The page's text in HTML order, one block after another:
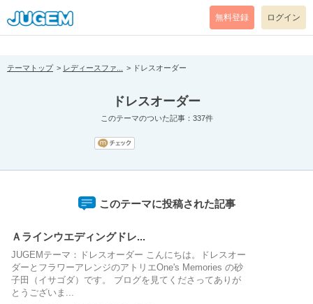
[pear_error: message="Success" code=0 mode=return level=notice
prefix="" info=""]
無料登録 ログイン
テーマトップ レディースファ... ドレスオーダー
ドレスオーダー
このテーマのついた記事：337件
このテーマに投稿された記事
Ａラインウエディングドレ...
JUGEMテーマ：ドレスオーダー こんにちは。ドレスオー
ダーとフラワーアレンジのアトリエOne's Memories の砂
子田（イサゴダ）です。 ブログを見てくださってありが
とうございま...